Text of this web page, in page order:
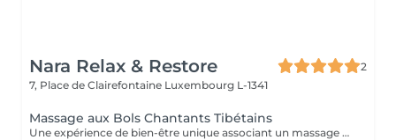
Nara Relax & Restore
2
7, Place de Clairefontaine Luxembourg L-1341
Massage aux Bols Chantants Tibétains
Une expérience de bien-être unique associant un massage doux, des huiles aromatiques et les sons apaisants des bols chantants tibétains. Les vibrations harmonieuses et les tonalités relaxantes créent une atmosphère immersive propice à la détente et à la déconnexion du quotidien.